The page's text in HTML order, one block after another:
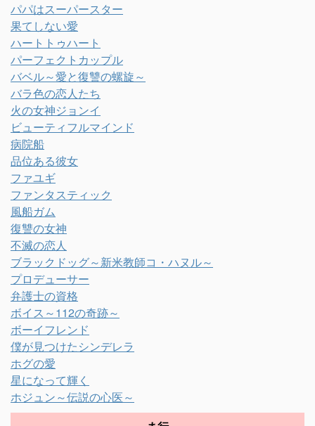
パパはスーパースター
果てしない愛
ハートトゥハート
パーフェクトカップル
バベル～愛と復讐の螺旋～
バラ色の恋人たち
火の女神ジョンイ
ビューティフルマインド
病院船
品位ある彼女
ファユギ
ファンタスティック
風船ガム
復讐の女神
不滅の恋人
ブラックドッグ～新米教師コ・ハヌル～
プロデューサー
弁護士の資格
ボイス～112の奇跡～
ボーイフレンド
僕が見つけたシンデレラ
ホグの愛
星になって輝く
ホジュン～伝説の心医～